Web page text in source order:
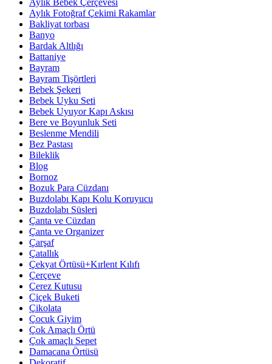
Aylık Fotoğraf Çekimi Rakamlar
Bakliyat torbası
Banyo
Bardak Altlığı
Battaniye
Bayram
Bayram Tişörtleri
Bebek Şekeri
Bebek Uyku Seti
Bebek Uyuyor Kapı Askısı
Bere ve Boyunluk Seti
Beslenme Mendili
Bez Pastası
Bileklik
Blog
Bornoz
Bozuk Para Cüzdanı
Buzdolabı Kapı Kolu Koruyucu
Buzdolabı Süsleri
Çanta ve Cüzdan
Çanta ve Organizer
Çarşaf
Çatallık
Çekyat Örtüsü+Kırlent Kılıfı
Çerçeve
Çerez Kutusu
Çiçek Buketi
Çikolata
Çocuk Giyim
Çok Amaçlı Örtü
Çok amaçlı Sepet
Damacana Örtüsü